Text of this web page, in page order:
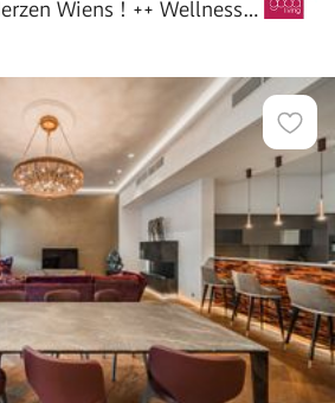
Wiens ! ++ Wellness
Voll möbliert